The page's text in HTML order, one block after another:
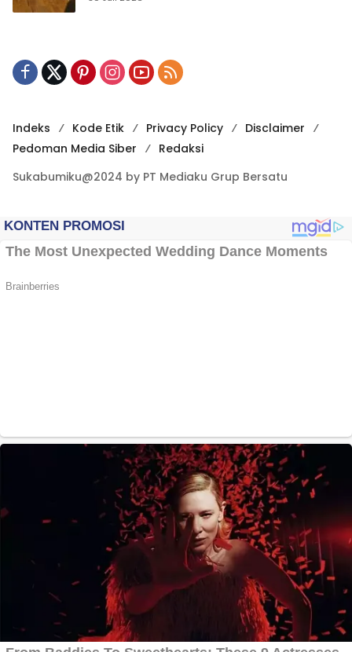
Indeks Kode Etik Privacy Policy
Disclaimer
Pedoman Media Siber
Redaksi
Sukabumiku@2024 by PT Mediaku Grup Bersatu